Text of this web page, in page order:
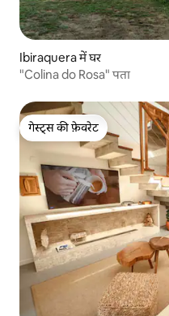
Ibiraquera में घर
"Colina do Rosa" पता
गेस्ट्स की फ़ेवरेट
गेस्ट्स की फ़ेवरेट